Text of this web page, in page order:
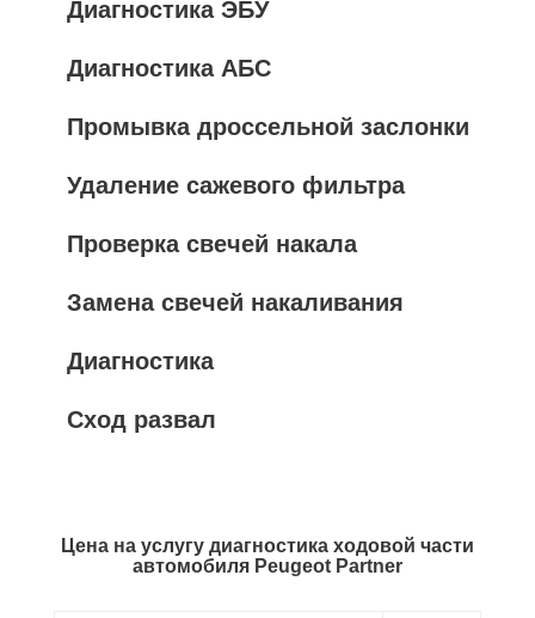
Диагностика ЭБУ
Диагностика АБС
Промывка дроссельной заслонки
Удаление сажевого фильтра
Проверка свечей накала
Замена свечей накаливания
Диагностика
Сход развал
Цена на услугу диагностика ходовой части
автомобиля Peugeot Partner